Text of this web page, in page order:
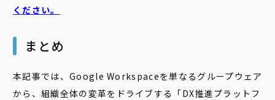
ください。
まとめ
本記事では、Google Workspaceを単なるグループウェア
から、組織全体の変革をドライブする「DX推進プラットフ